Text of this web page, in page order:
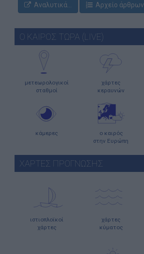
Αναλυτικά... Αρχείο άρθρων
Ο ΚΑΙΡΟΣ ΤΩΡΑ (LIVE)
μετεωρολογικοί
σταθμοί
χάρτες
κεραυνών
κάμερες
ο καιρός
στην Ευρώπη
ΧΑΡΤΕΣ ΠΡΟΓΝΩΣΗΣ
ιστιοπλοϊκοί
χάρτες
χάρτες
κύματος